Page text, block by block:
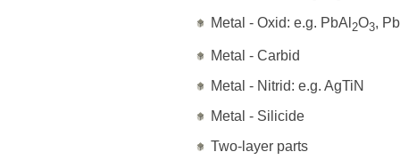
Metal - Oxid: e.g. PbAl 2O3,
Metal - Carbid
Metal - Nitrid: e.g. AgTiN
Metal - Silicide
Two-layer parts